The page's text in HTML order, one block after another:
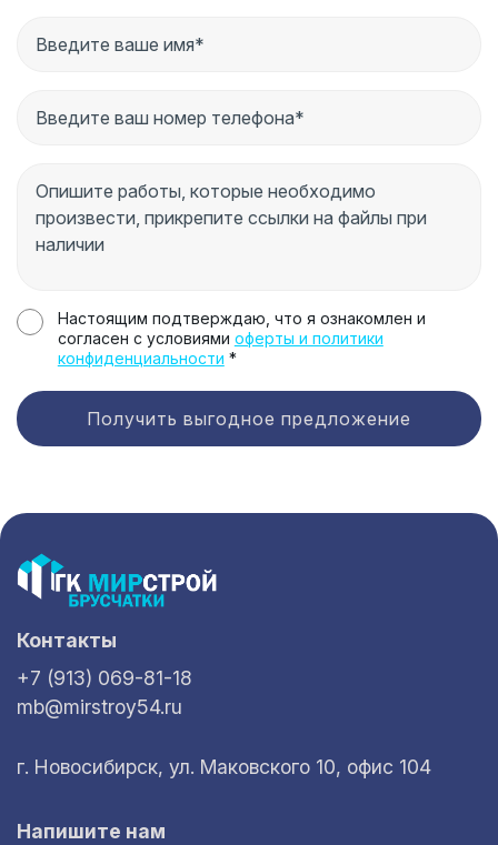
Настоящим подтверждаю, что я ознакомлен и
согласен с условиями оферты и политики
конфиденциальности *
Получить выгодное предложение
Контакты
+7 (913) 069-81-18
mb@mirstroy54.ru
г. Новосибирск, ул. Маковского 10, офис 104
Напишите нам